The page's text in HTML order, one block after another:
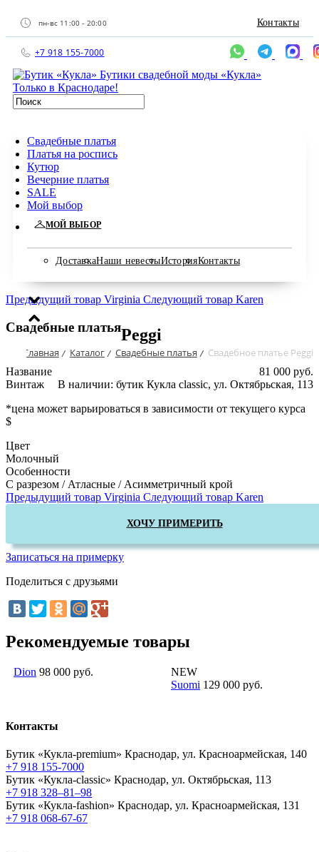
пн-вс 11:00 - 20:00 Контакты
+7 918 155-7000
Бутики свадебной моды «Кукла»
Только в Краснодаре!
Свадебные платья
Платья на роспись
Кутюр
Вечерние платья
SALE
Мой выбор
МОЙ ВЫБОР
ДоставкаНаши невестыИсторияКонтакты
Предыдущий товар Virginia Следующий товар Karen
Свадебные платья
Главная / Каталог / Свадебные платья / Свадебное платье Peggi
Peggi
81 000 руб.
В наличии: бутик Кукла classic, ул. Октябрьская, 113
*цена может варьироваться в зависимости от текущего курса
$
Название
Винтаж
Цвет
Молочный
Особенности
С разрезом / Атласные / Асимметричный крой
Предыдущий товар Virginia Следующий товар Karen
ХОЧУ ПРИМЕРИТЬ
Записаться на примерку
Поделиться с друзьями
Рекомендуемые товары
Dion 98 000 руб.
NEW
Suomi 129 000 руб.
Контакты
Бутик «Кукла-premium» Краснодар, ул. Красноармейская, 140
+7 918 155-7000
Бутик «Кукла-classic» Краснодар, ул. Октябрьская, 113
+7 918 328–81–98
Бутик «Кукла-fashion» Краснодар, ул. Красноармейская, 131
+7 918 068-67-67